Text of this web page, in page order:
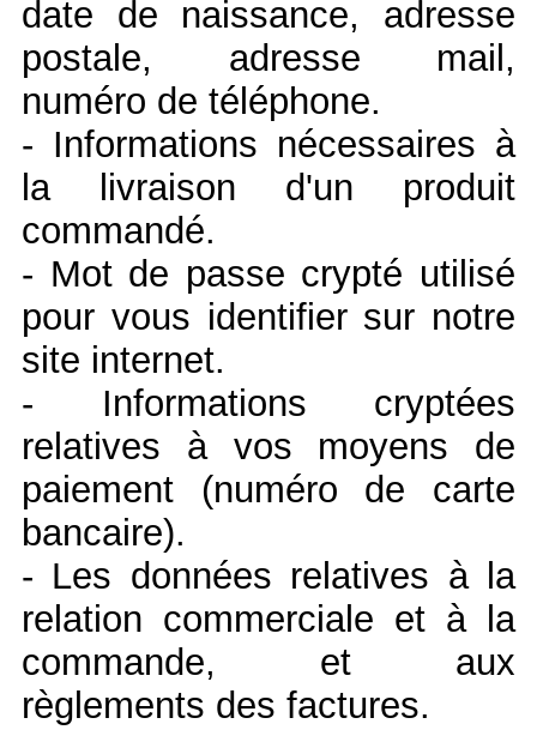
date de naissance, adresse
postale, adresse mail,
numéro de téléphone.
- Informations nécessaires à
la livraison d'un produit
commandé.
- Mot de passe crypté utilisé
pour vous identifier sur notre
site internet.
- Informations cryptées
relatives à vos moyens de
paiement (numéro de carte
bancaire).
- Les données relatives à la
relation commerciale et à la
commande, et aux
règlements des factures.